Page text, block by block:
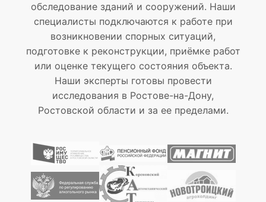
обследование зданий и сооружений. Наши
специалисты подключаются к работе при
возникновении спорных ситуаций,
подготовке к реконструкции, приёмке работ
или оценке текущего состояния объекта.
Наши эксперты готовы провести
исследования в Ростове-на-Дону,
Ростовской области и за ее пределами.